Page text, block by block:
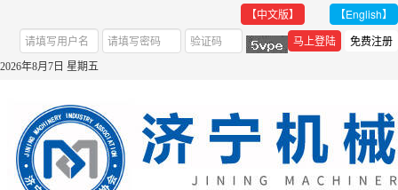
【中文版】 【English】
2026年8月7日 星期五